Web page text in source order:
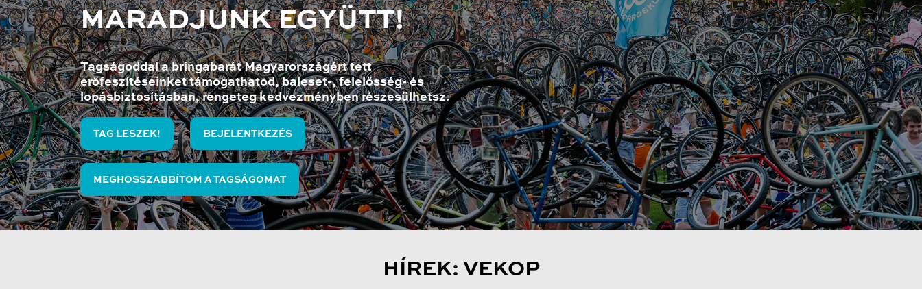
MARADJUNK EGYÜTT!
Tagságoddal a bringabarát Magyarországért tett
erőfeszítéseinket támogathatod, baleset-, felelősség- és
lopásbiztosításban, rengeteg kedvezményben részesülhetsz.
TAG LESZEK! BEJELENTKEZÉS
MEGHOSSZABBÍTOM A TAGSÁGOMAT
HÍREK: VEKOP